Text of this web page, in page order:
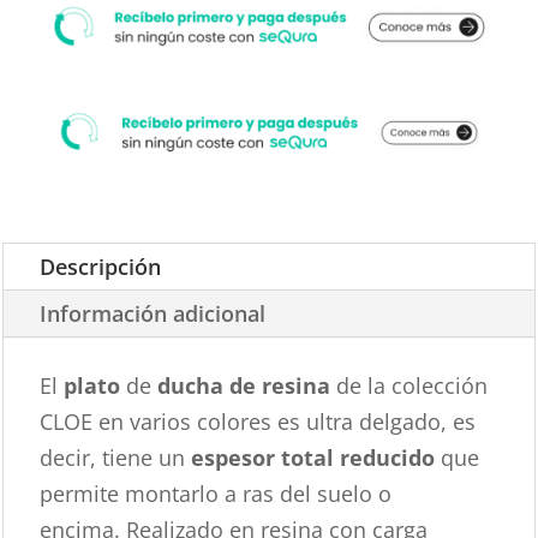
Descripción
Información adicional
El plato deducha de resina de la colección
CLOE en varios colores es ultra delgado, es
decir, tiene un espesor total reducido que
permite montarlo a ras del suelo o
encima. Realizado en resina con carga